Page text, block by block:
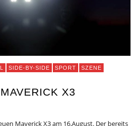
SIDE-BY-SIDE SPORT
SZENE
X3
Maverick X3 am 16.August. Der bereits